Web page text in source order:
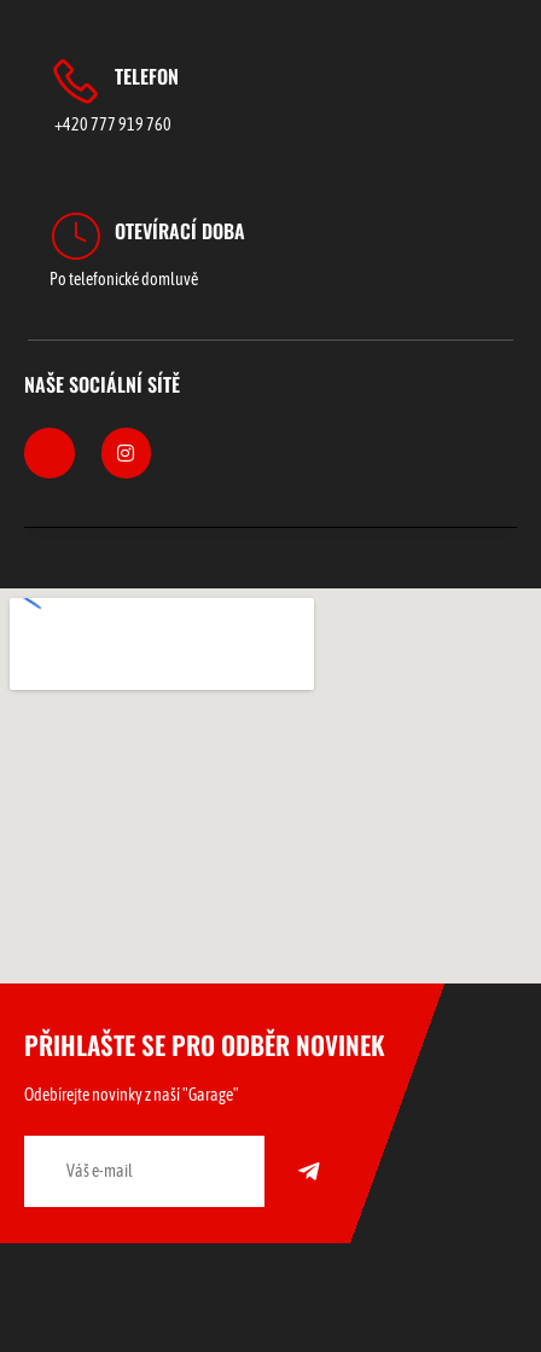
TELEFON
+420 777 919 760
OTEVÍRACÍ DOBA
Po telefonické domluvě
NAŠE SOCIÁLNÍ SÍTĚ
PŘIHLAŠTE SE PRO ODBĚR NOVINEK
Odebírejte novinky z naší "Garage"